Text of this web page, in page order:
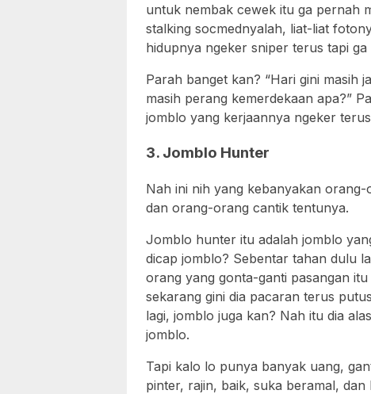
untuk nembak cewek itu ga pernah
stalking socmednyalah, liat-liat
hidupnya ngeker sniper terus tapi
Parah banget kan? “Hari gini masih
masih perang kemerdekaan apa?”
jomblo yang kerjaannya ngeker
3. Jomblo Hunter
Nah ini nih yang kebanyakan
dan orang-orang cantik tentunya.
Jomblo hunter itu adalah jomblo
dicap jomblo? Sebentar tahan dulu
orang yang gonta-ganti pasangan
sekarang gini dia pacaran terus
lagi, jomblo juga kan? Nah itu dia
jomblo.
Tapi kalo lo punya banyak uang,
pinter, rajin, baik, suka beramal,